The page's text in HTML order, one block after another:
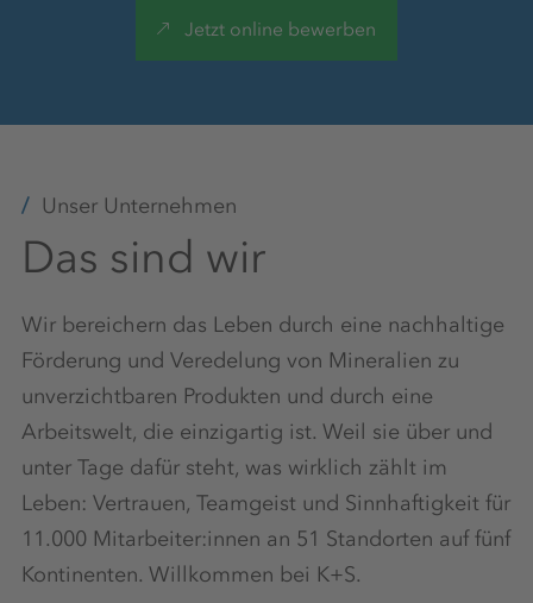
Attraktive Freizeitumgebung
Moderner Arbeitsplatz
Fahrsicherheitstraining
Jetzt online bewerben
Unser Unternehmen
Das sind wir
Wir bereichern das Leben durch eine nachhaltige
Förderung und Veredelung von Mineralien zu
unverzichtbaren Produkten und durch eine
Arbeitswelt, die einzigartig ist. Weil sie über und
unter Tage dafür steht, was wirklich zählt im
Leben: Vertrauen, Teamgeist und Sinnhaftigkeit für
11.000 Mitarbeiter:innen an 51 Standorten auf fünf
Kontinenten. Willkommen bei K+S.